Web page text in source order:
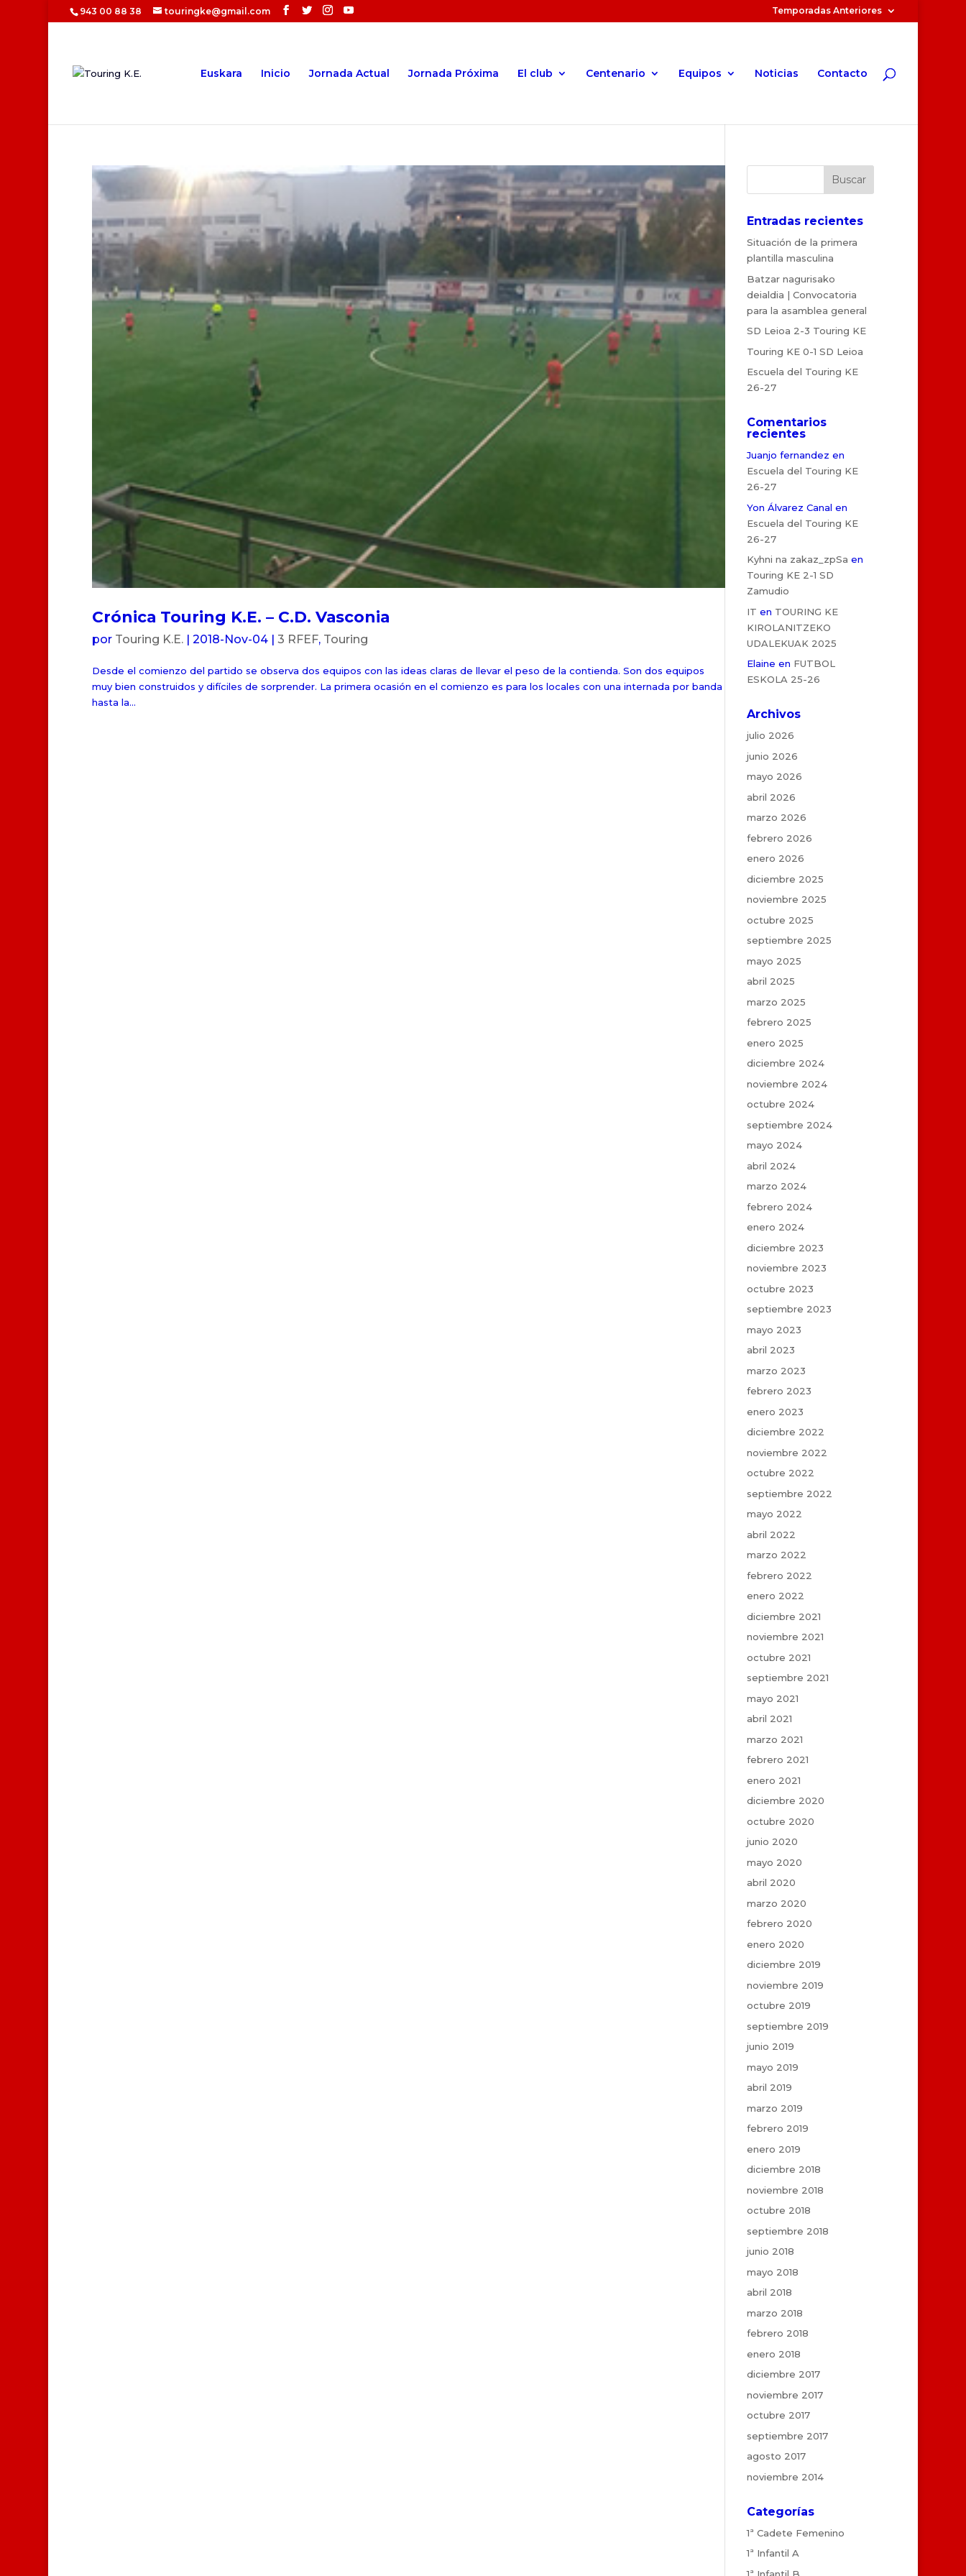
943 00 88 38 touringke@gmail.com Temporadas Anteriores
Euskara Inicio Jornada Actual Jornada Próxima El club Centenario Equipos Noticias Contacto
Crónica Touring K.E. – C.D. Vasconia
por Touring K.E.| 2018-Nov-04| 3 RFEF, Touring
Desde el comienzo del partido se observa dos equipos con las ideas claras de llevar el peso de la contienda. Son dos equipos
muy bien construidos y difíciles de sorprender. La primera ocasión en el comienzo es para los locales con una internada por banda
hasta la...
Entradas recientes
Situación de la primera
plantilla masculina
Batzar nagurisako
deialdia | Convocatoria
para la asamblea general
SD Leioa 2-3 Touring KE
Touring KE 0-1 SD Leioa
Escuela del Touring KE
26-27
Comentarios
recientes
Juanjo fernandez en
Escuela del Touring KE
26-27
Yon Álvarez Canal en
Escuela del Touring KE
26-27
Kyhni na zakaz_zpSa en
Touring KE 2-1 SD
Zamudio
IT en TOURING KE
KIROLANITZEKO
UDALEKUAK 2025
Elaine en FUTBOL
ESKOLA 25-26
Archivos
julio 2026
junio 2026
mayo 2026
abril 2026
marzo 2026
febrero 2026
enero 2026
diciembre 2025
noviembre 2025
octubre 2025
septiembre 2025
mayo 2025
abril 2025
marzo 2025
febrero 2025
enero 2025
diciembre 2024
noviembre 2024
octubre 2024
septiembre 2024
mayo 2024
abril 2024
marzo 2024
febrero 2024
enero 2024
diciembre 2023
noviembre 2023
octubre 2023
septiembre 2023
mayo 2023
abril 2023
marzo 2023
febrero 2023
enero 2023
diciembre 2022
noviembre 2022
octubre 2022
septiembre 2022
mayo 2022
abril 2022
marzo 2022
febrero 2022
enero 2022
diciembre 2021
noviembre 2021
octubre 2021
septiembre 2021
mayo 2021
abril 2021
marzo 2021
febrero 2021
enero 2021
diciembre 2020
octubre 2020
junio 2020
mayo 2020
abril 2020
marzo 2020
febrero 2020
enero 2020
diciembre 2019
noviembre 2019
octubre 2019
septiembre 2019
junio 2019
mayo 2019
abril 2019
marzo 2019
febrero 2019
enero 2019
diciembre 2018
noviembre 2018
octubre 2018
septiembre 2018
junio 2018
mayo 2018
abril 2018
marzo 2018
febrero 2018
enero 2018
diciembre 2017
noviembre 2017
octubre 2017
septiembre 2017
agosto 2017
noviembre 2014
Categorías
1ª Cadete Femenino
1ª Infantil A
1ª Infantil B